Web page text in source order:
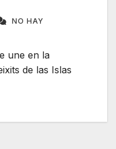
NO HAY
une en la
de las Islas